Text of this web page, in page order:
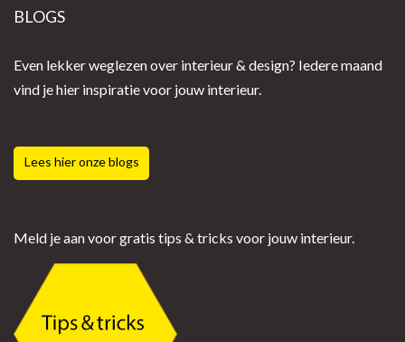
BLOGS
Even lekker weglezen over interieur & design? Iedere maand
vind je hier inspiratie voor jouw interieur.
Lees hier onze blogs
Meld je aan voor gratis tips & tricks voor jouw interieur.